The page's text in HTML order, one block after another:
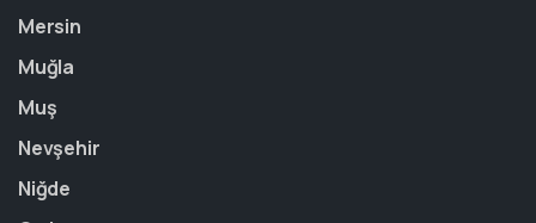
Mersin
Muğla
Muş
Nevşehir
Niğde